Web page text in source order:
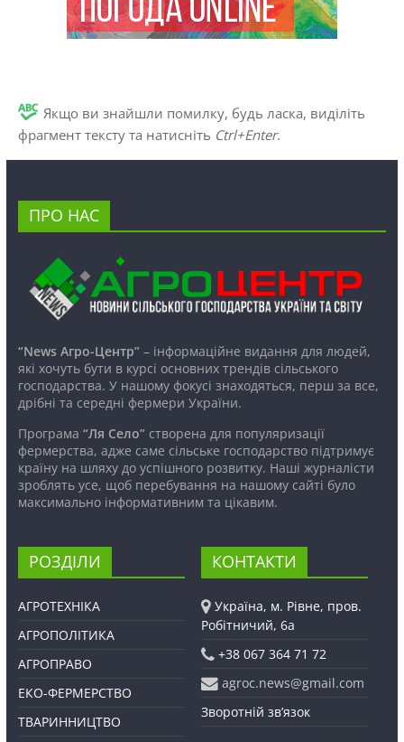
Якщо ви знайшли помилку, будь ласка, виділіть
фрагмент тексту та натисніть Ctrl+Enter.
ПРО НАС
“News Агро-Центр”– інформаційне видання для людей,
які хочуть бути в курсі основних трендів сільського
господарства. У нашому фокусі знаходяться, перш за все,
дрібні та середні фермери України.
Програма “Ля Село”створена для популяризації
фермерства, адже саме сільське господарство підтримує
країну на шляху до успішного розвитку. Наші журналісти
зроблять усе, щоб перебування на нашому сайті було
максимально інформативним та цікавим.
РОЗДІЛИ
АГРОТЕХНІКА
АГРОПОЛІТИКА
АГРОПРАВО
ЕКО-ФЕРМЕРСТВО
ТВАРИННИЦТВО
КОНТАКТИ
Україна, м. Рівне, пров.
Робітничий, 6а
+38 067 364 71 72
agroc.news@gmail.com
Зворотній зв’язок